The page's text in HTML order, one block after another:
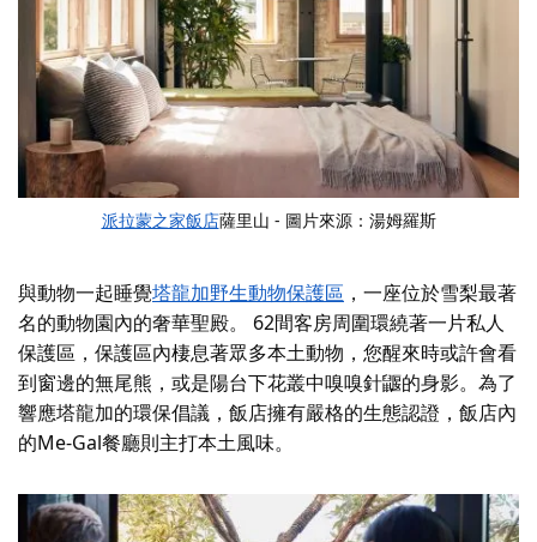
派拉蒙之家飯店薩里山 - 圖片來源：湯姆羅斯
與動物一起睡覺塔龍加野生動物保護區 ，一座位於雪梨最著
名的動物園內的奢華聖殿。 62間客房周圍環繞著一片私人
保護區，保護區內棲息著眾多本土動物，您醒來時或許會看
到窗邊的無尾熊，或是陽台下花叢中嗅嗅針鼴的身影。為了
響應塔龍加的環保倡議，飯店擁有嚴格的生態認證，飯店內
的Me-Gal餐廳則主打本土風味。